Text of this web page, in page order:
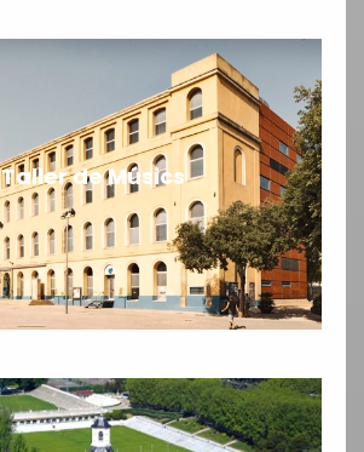
Taller de Músics